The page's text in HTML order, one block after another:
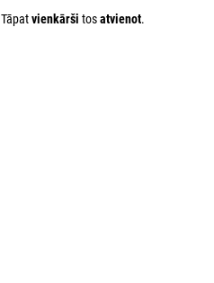
Tāpatvienkārši tosatvienot.